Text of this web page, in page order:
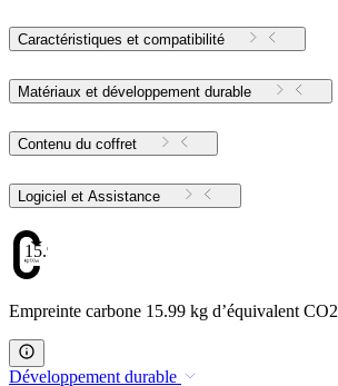
Caractéristiques et compatibilité
Matériaux et développement durable
Contenu du coffret
Logiciel et Assistance
15.99
Empreinte carbone 15.99 kg d’équivalent CO2
Développement durable